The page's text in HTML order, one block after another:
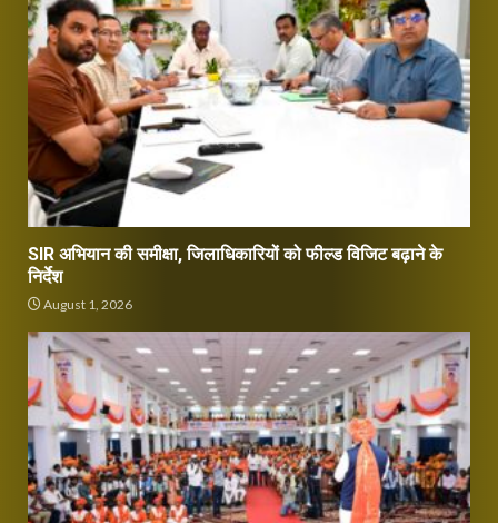
SIR अभियान की समीक्षा, जिलाधिकारियों को फील्ड विजिट बढ़ाने के
निर्देश
August 1, 2026